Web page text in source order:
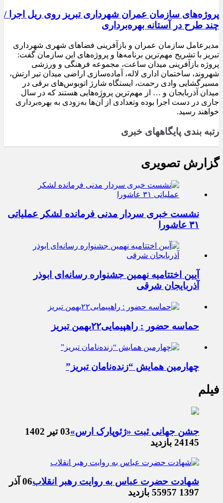
پروژه‌های سازمان عمران شهرداری تبریز روی ریل اجرا /
چند طرح در آستانه بهره‌برداری
مدیرعامل سازمان عمران و بازآفرینی فضاهای شهری شهرداری
تبریز با تشریح مهم‌ترین برنامه‌ها و پروژه‌های این سازمان گفت:
پروژه بازآفرینی میدان ساعت، مجموعه فرهنگی و ورزشی
شهروند، ساختمان اداری لاله، آماده‌سازی اراضی میدان تیر ارتش،
مسیرگشایی وادی رحمت، ایستگاه شارژ اتوبوس‌های برقی در
میدان آذربایجان و … از مهم‌ترین پروژه‌هایی هستند که در سال
جاری در دست اجرا بوده وتعدادی از آن‌ها به‌زودی به بهره‌برداری
خواهند رسید.
رتبه بندی پایگاههای خبری
گزارش تصویری
نشست خبری سردار مدنی فرمانده لشکر عملیاتی
۳۱ عاشورا
آیین اختتامیه نهمین جشنواره رسانه‌ای ابوذر
آذربایجان شرقی
حماسه حضور : راهپیمایی۲۲بهمن تبریز
چهارمین همایش “زنده‌نامان تبریز”
فیلم
جشن جهانی ثبت «ژئوپارک ارس»03 تیر 1402
24145 بازدید
شهادت حضرت عباس به روایت رهبر انقلاب
06 آذر
1397 55957 بازدید